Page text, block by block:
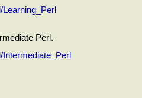
Perl.